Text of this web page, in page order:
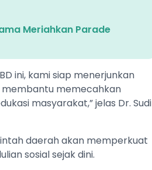
Meriahkan Parade
ini, kami siap menerjunkan
membantu memecahkan
masyarakat,” jelas Dr. Sudi
daerah akan memperkuat
sosial sejak dini.